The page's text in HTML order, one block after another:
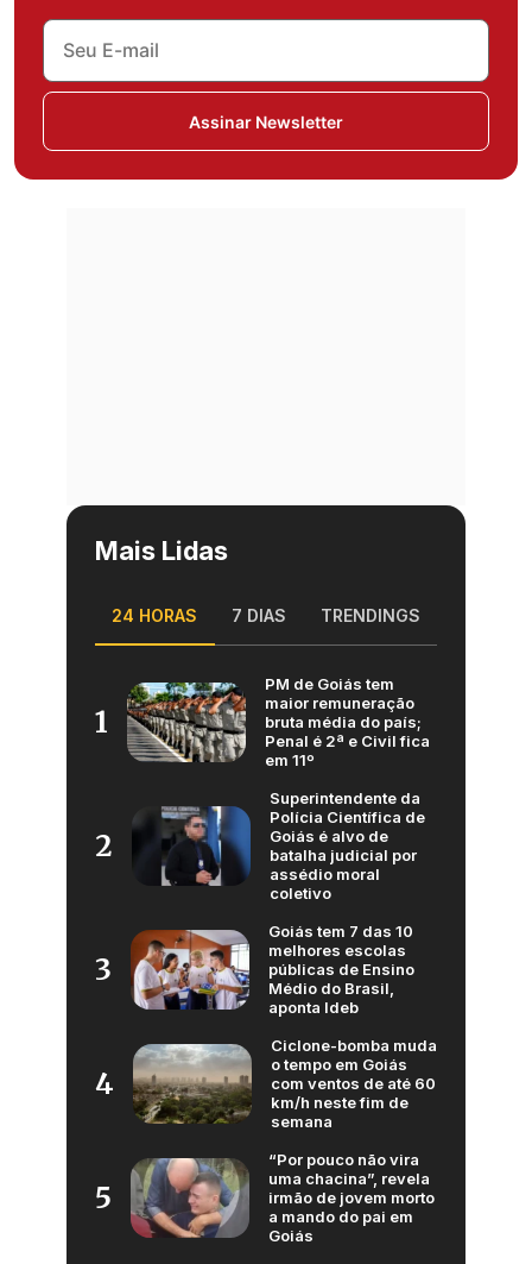
Assinar Newsletter
Mais Lidas
24 HORAS 7 DIAS TRENDINGS
1
PM de Goiás tem
maior remuneração
bruta média do país;
Penal é 2ª e Civil fica
em 11º
2
Superintendente da
Polícia Científica de
Goiás é alvo de
batalha judicial por
assédio moral
coletivo
3
Goiás tem 7 das 10
melhores escolas
públicas de Ensino
Médio do Brasil,
aponta Ideb
4
Ciclone-bomba muda
o tempo em Goiás
com ventos de até 60
km/h neste fim de
semana
5
“Por pouco não vira
uma chacina”, revela
irmão de jovem morto
a mando do pai em
Goiás